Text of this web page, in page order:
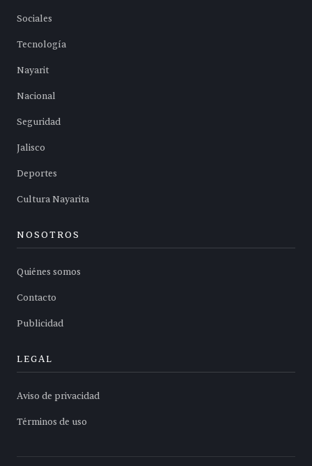
Sociales
Tecnología
Nayarit
Nacional
Seguridad
Jalisco
Deportes
Cultura Nayarita
NOSOTROS
Quiénes somos
Contacto
Publicidad
LEGAL
Aviso de privacidad
Términos de uso